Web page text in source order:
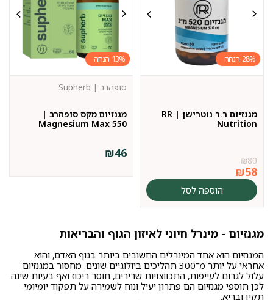
28%
מגנזיום ר.ר נוטרישן | RR
Nutrition
₪80
₪58
הוספה לסל
13%
מגנזיום מקס סופהרב |
Magnesium Max 550
סופהרב | Supherb
₪46
מגנזיום - מינרל חיוני לאיזון הגוף והבריאות
המגנזיום הוא אחד המינרלים החשובים ביותר בגוף האדם, והוא
אחראי על יותר מ־300 תהליכים ביולוגיים שונים. מחסור במגנזיום
עלול לגרום לעייפות, התכווצויות שרירים, חוסר ריכוז ואף בעיות שינה.
לכן תוספי מגנזיום הם פתרון יעיל ונוח לשמירה על תפקוד יומיומי
תקין ובריא.